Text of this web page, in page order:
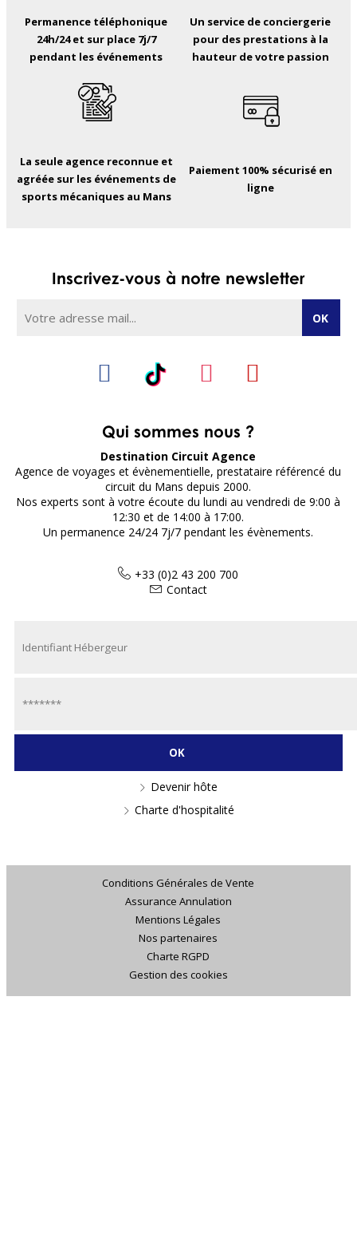
Permanence téléphonique
24h/24 et sur place 7j/7
pendant les événements
Un service de conciergerie
pour des prestations à la
hauteur de votre passion
La seule agence reconnue et
agréée sur les événements de
sports mécaniques au Mans
Paiement 100% sécurisé en
ligne
Qui sommes nous ?
Destination Circuit Agence
Agence de voyages et évènementielle, prestataire référencé du
circuit du Mans depuis 2000.
Nos experts sont à votre écoute du lundi au vendredi de 9:00 à
12:30 et de 14:00 à 17:00.
Un permanence 24/24 7j/7 pendant les évènements.
+33 (0)2 43 200 700
Contact
Inscrivez-vous à notre newsletter
Devenir hôte
Charte d'hospitalité
Conditions Générales de Vente
Assurance Annulation
Mentions Légales
Nos partenaires
Charte RGPD
Gestion des cookies